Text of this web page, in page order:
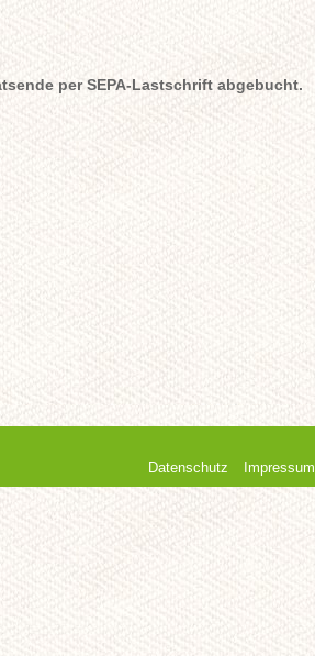
per SEPA-Lastschrift abgebucht.
Datenschutz Impressum